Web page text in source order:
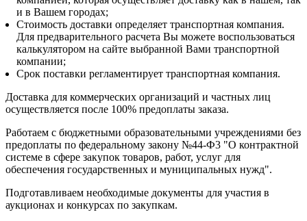
и в Вашем городах;
Стоимость доставки определяет транспортная компания.
Для предварительного расчета Вы можете воспользоваться
калькулятором на сайте выбранной Вами транспортной
компании;
Срок поставки регламентирует транспортная компания.
Доставка для коммерческих организаций и частных лиц
осуществляется после 100% предоплаты заказа.
Работаем с бюджетными образовательными учреждениями без
предоплаты по федеральному закону №44-Ф3 "О контрактной
системе в сфере закупок товаров, работ, услуг для
обеспечения государственных и муниципальных нужд".
Подготавливаем необходимые документы для участия в
аукционах и конкурсах по закупкам.